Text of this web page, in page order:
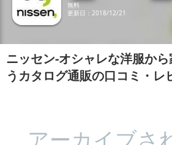
無料
更新日：2018/12/21
ニッセン-オシャレな洋服か
うカタログ通販の口コミ・レ
アーカイブさ